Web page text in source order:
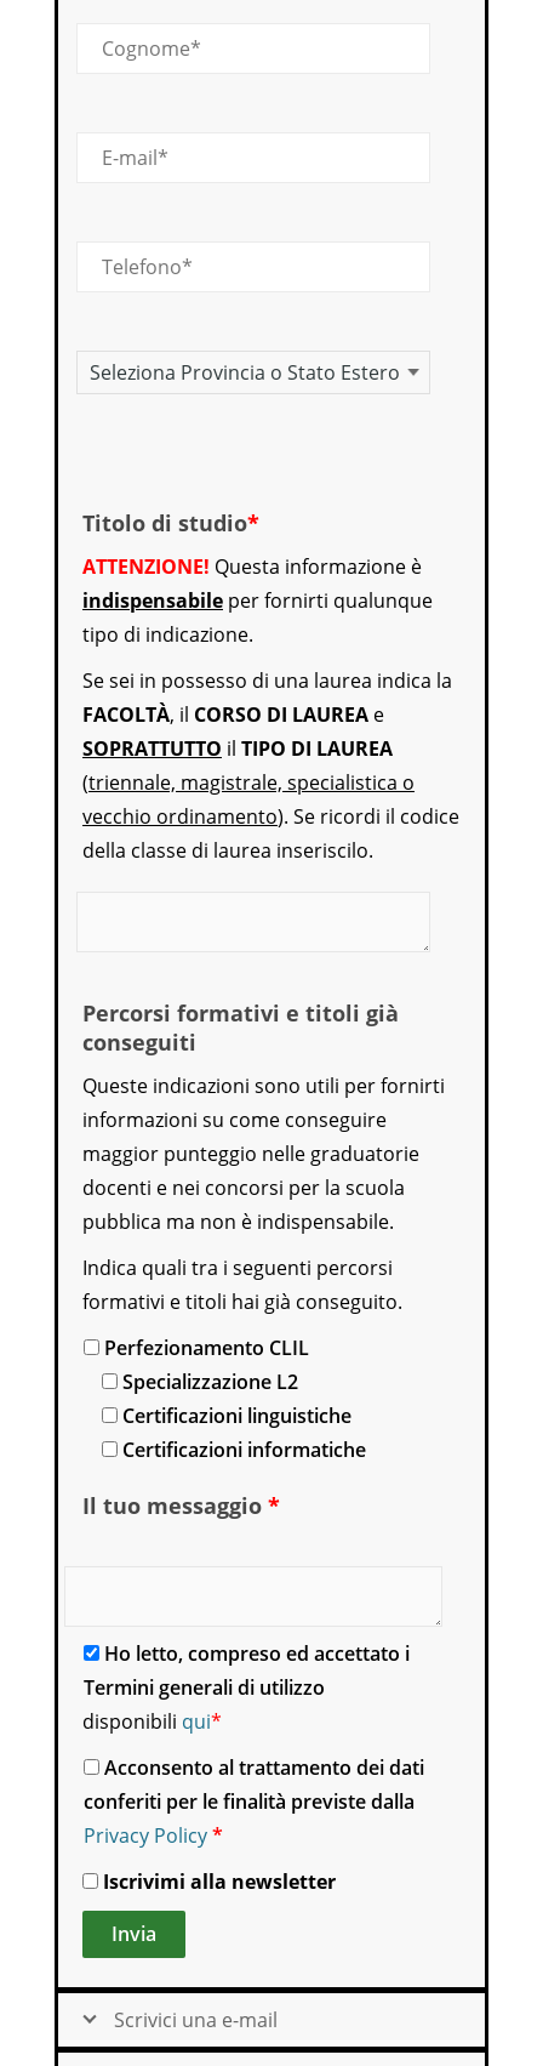
Titolo di studio*
ATTENZIONE! Questa informazione è
indispensabile per fornirti qualunque
tipo di indicazione.
Se sei in possesso di una laurea indica la
FACOLTÀ, il CORSO DI LAUREA e
SOPRATTUTTO il TIPO DI LAUREA
(triennale, magistrale, specialistica o
vecchio ordinamento). Se ricordi il codice
della classe di laurea inseriscilo.
Percorsi formativi e titoli già
conseguiti
Queste indicazioni sono utili per fornirti
informazioni su come conseguire
maggior punteggio nelle graduatorie
docenti e nei concorsi per la scuola
pubblica ma non è indispensabile.
Indica quali tra i seguenti percorsi
formativi e titoli hai già conseguito.
Perfezionamento CLIL
Specializzazione L2
Certificazioni linguistiche
Certificazioni informatiche
Il tuo messaggio *
Ho letto, compreso ed accettato i
Termini generali di utilizzo
disponibili qui*
Acconsento al trattamento dei dati
conferiti per le finalità previste dalla
Privacy Policy*
Iscrivimi alla newsletter
Alternative:
Scrivici una e-mail